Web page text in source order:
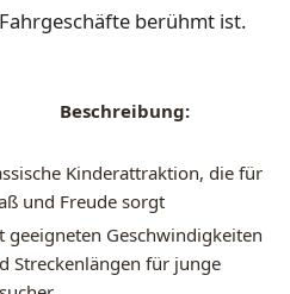
berühmt ist.
Beschreibung:
Kinderattraktion, die für
und Freude sorgt
geeigneten Geschwindigkeiten
Streckenlängen für junge